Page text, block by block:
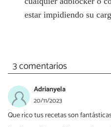
estar impidiendo su
3 comentarios
Adrianyela
20/11/2023
Que rico tus recetas son